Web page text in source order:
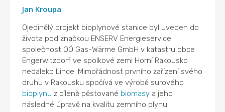
Jan Kroupa
Ojedinělý projekt bioplynové stanice byl uveden do
života pod značkou ENSERV Energieservice
společnost OÖ Gas-Wärme GmbH v katastru obce
Engerwitzdorf ve spolkové zemi Horní Rakousko
nedaleko Lince. Mimořádnost prvního zařízení svého
druhu v Rakousku spočívá ve výrobě surového
bioplynu z cíleně pěstované biomasy a jeho
následné úpravě na kvalitu zemního plynu.